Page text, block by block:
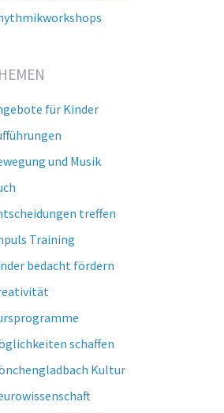
für Kinder
und Musik
treffen
Training
bedacht fördern
schaffen
Kultur